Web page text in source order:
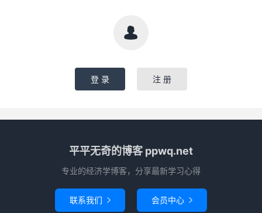

登 录 注 册
平平无奇的博客 ppwq.net
专业的经济学博客，分享最新学习心得
联系我们  会员中心 